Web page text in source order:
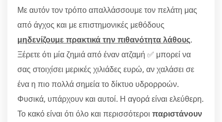
Με αυτόν τον τρόπο απαλλάσσουμε τον πελάτη μας
από άγχος και με επιστημονικές μεθόδους
μηδενίζουμε πρακτικά την πιθανότητα λάθους.
Ξέρετε ότι μία ζημιά από έναν ατζαμή ✅ μπορεί να
σας στοιχίσει μερικές χιλιάδες ευρώ, αν χαλάσει σε
ένα η πιο πολλά σημεία το δίκτυο υδρορροών.
Φυσικά, υπάρχουν και αυτοί. Η αγορά είναι ελεύθερη.
Το κακό είναι ότι όλο και περισσότεροι παριστάνουν